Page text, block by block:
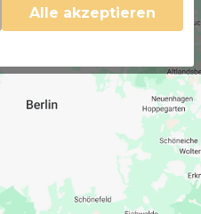
Alle akzeptieren